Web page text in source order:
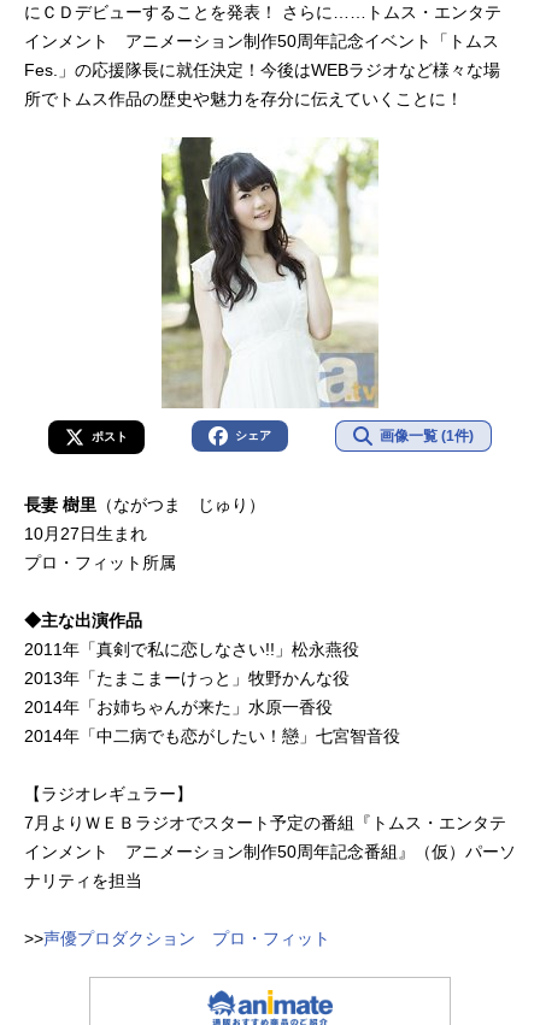
にＣＤデビューすることを発表！ さらに……トムス・エンタテ
インメント アニメーション制作50周年記念イベント「トムス
Fes.」の応援隊長に就任決定！今後はWEBラジオなど様々な場
所でトムス作品の歴史や魅力を存分に伝えていくことに！
ポスト シェア 画像一覧 (1件)
長妻 樹里 （ながつま じゅり）
10月27日生まれ
プロ・フィット所属
◆主な出演作品
2011年「真剣で私に恋しなさい!!」松永燕役
2013年「たまこまーけっと」牧野かんな役
2014年「お姉ちゃんが来た」水原一香役
2014年「中二病でも恋がしたい！戀」七宮智音役
【ラジオレギュラー】
7月よりＷＥＢラジオでスタート予定の番組『トムス・エンタテ
インメント アニメーション制作50周年記念番組』（仮）パーソ
ナリティを担当
>>声優プロダクション プロ・フィット